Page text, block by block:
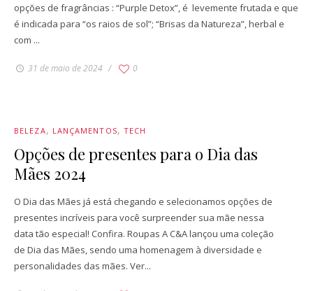
opções de fragrâncias : “Purple Detox”, é levemente frutada e que
é indicada para “os raios de sol”; “Brisas da Natureza”, herbal e
com ...
31 de maio de 2024 0
BELEZA LANÇAMENTOS TECH
Opções de presentes para o Dia das
Mães 2024
O Dia das Mães já está chegando e selecionamos opções de
presentes incríveis para você surpreender sua mãe nessa
data tão especial! Confira. Roupas A C&A lançou uma coleção
de Dia das Mães, sendo uma homenagem à diversidade e
personalidades das mães. Ver...